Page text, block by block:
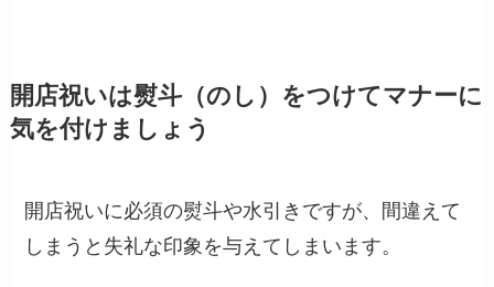
開店祝いは熨斗（のし）をつけてマナーに
気を付けましょう
開店祝いに必須の熨斗や水引きですが、間違えて
しまうと失礼な印象を与えてしまいます。